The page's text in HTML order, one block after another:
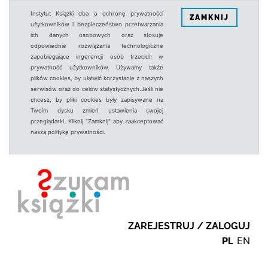
Instytut Książki dba o ochronę prywatności
użytkowników i bezpieczeństwo przetwarzania
ich danych osobowych oraz stosuje
odpowiednie rozwiązania technologiczne
zapobiegające ingerencji osób trzecich w
prywatność użytkowników. Używamy także
plików cookies, by ułatwić korzystanie z naszych
serwisów oraz do celów statystycznych.Jeśli nie
chcesz, by pliki cookies były zapisywane na
Twoim dysku zmień ustawienia swojej
przeglądarki. Kliknij "Zamknij" aby zaakceptować
naszą politykę prywatności.
ZAMKNIJ
ZAREJESTRUJ / ZALOGUJ
PL EN